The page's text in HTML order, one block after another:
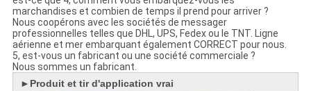
marchandises et combien de temps il prend pour arriver ?
Nous coopérons avec les sociétés de messager
professionnelles telles que DHL, UPS, Fedex ou le TNT. Ligne
aérienne et mer embarquant également CORRECT pour nous.
5, est-vous un fabricant ou une société commerciale ?
Nous sommes un fabricant.
► Produit et tir d'application vrai